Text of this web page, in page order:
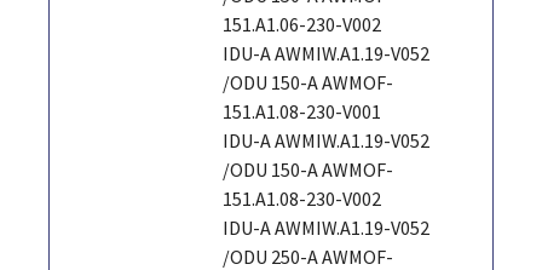
151.A1.06-230-V002
IDU-A AWMIW.A1.19-V052
/ODU 150-A AWMOF-
151.A1.08-230-V001
IDU-A AWMIW.A1.19-V052
/ODU 150-A AWMOF-
151.A1.08-230-V002
IDU-A AWMIW.A1.19-V052
/ODU 250-A AWMOF-